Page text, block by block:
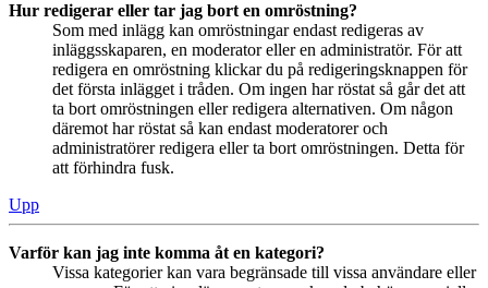
Hur redigerar eller tar jag bort en omröstning?
Som med inlägg kan omröstningar endast redigeras av
inläggsskaparen, en moderator eller en administratör. För att
redigera en omröstning klickar du på redigeringsknappen för
det första inlägget i tråden. Om ingen har röstat så går det att
ta bort omröstningen eller redigera alternativen. Om någon
däremot har röstat så kan endast moderatorer och
administratörer redigera eller ta bort omröstningen. Detta för
att förhindra fusk.
Upp
Varför kan jag inte komma åt en kategori?
Vissa kategorier kan vara begränsade till vissa användare eller